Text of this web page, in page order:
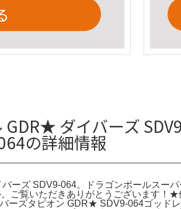
GDR★ ダイバーズ
の詳細情報
ーズ SDV9-064。ドラゴンボールス
ご覧いただきありがとうございます
ーズタピオン GDR★ SDV9-064ゴッド